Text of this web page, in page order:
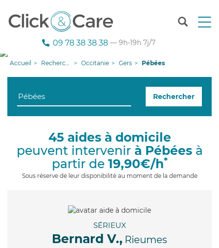
T
n
g
09 78 38 38 38 — 9h-19h 7j/7
Accueil Recherche aide à domicile Occitanie Gers Pébées
Rechercher
45 aides à domicile
peuvent intervenir à Pébéesà
partir de 19,90€/h*
Sous réserve de leur disponibilité au moment de la demande
SÉRIEUX
Bernard V., Rieumes